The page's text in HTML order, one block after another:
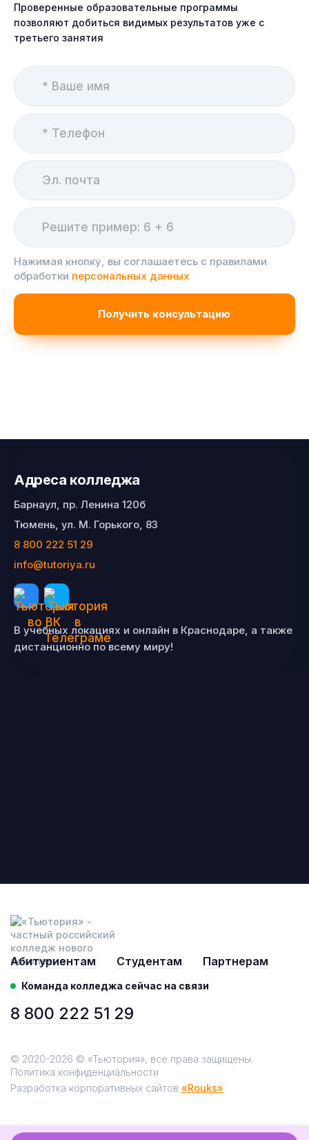
Адреса колледжа
Барнаул, пр. Ленина 120б
Тюмень, ул. М. Горького, 83
8 800 222 51 29
info@tutoriya.ru
В учебных локациях и онлайн в Краснодаре, а также
дистанционно по всему миру!
Проверенные образовательные программы
позволяют добиться видимых результатов уже с
третьего занятия
Нажимая кнопку, вы соглашаетесь с правилами
обработки персональных данных
Абитуриентам Студентам Партнерам
Команда колледжа сейчас на связи
8 800 222 51 29
© 2020-2026 © «Тьютория», все права защищены.
Политика конфиденциальности
Разработка корпоративных сайтов «Rouks»